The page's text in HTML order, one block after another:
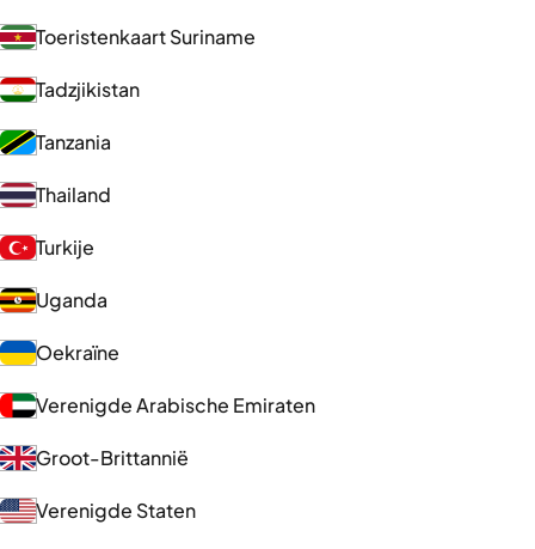
Toeristenkaart Suriname
Tadzjikistan
Tanzania
Thailand
Turkije
Uganda
Oekraïne
Verenigde Arabische Emiraten
Groot-Brittannië
Verenigde Staten